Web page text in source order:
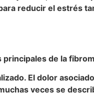
reducir el estrés
principales de la
El dolor
veces se